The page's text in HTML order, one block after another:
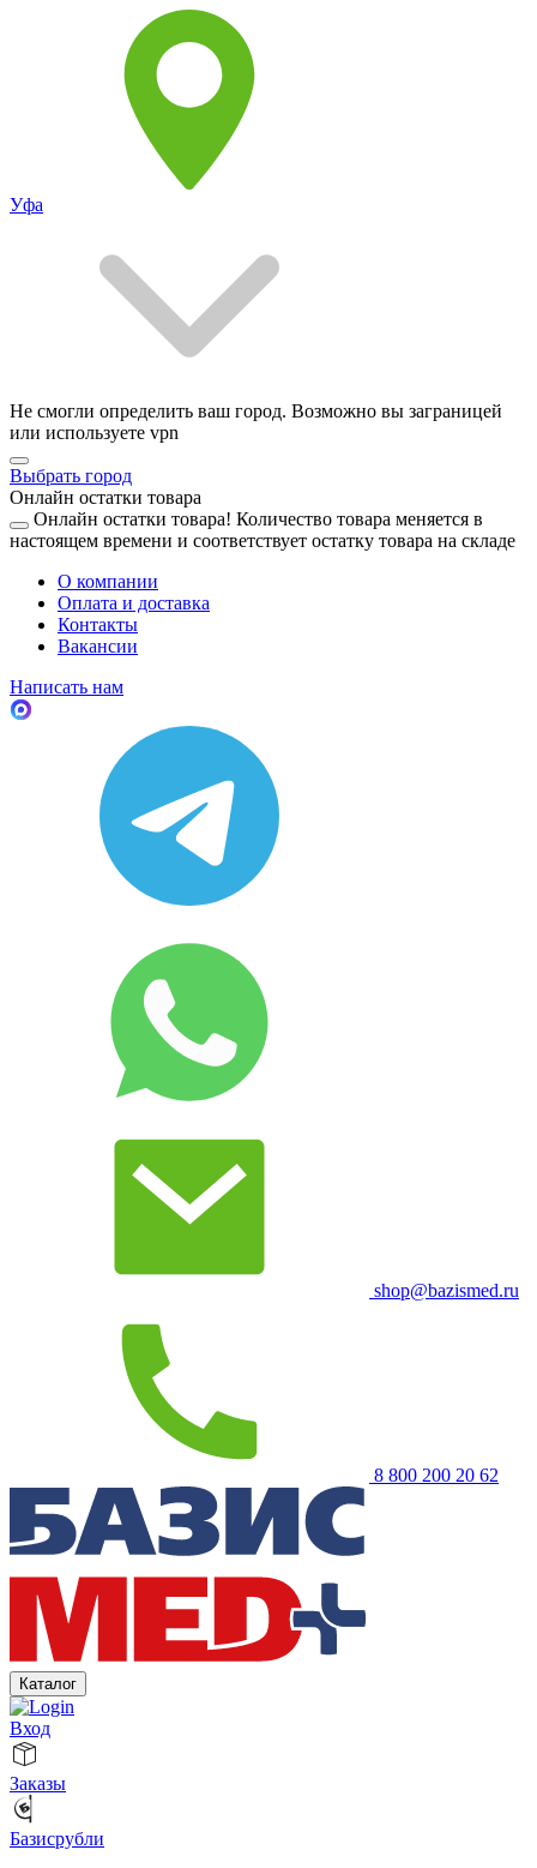
Уфа
Не смогли определить ваш город. Возможно вы заграницей
или используете vpn
Выбрать город
Онлайн остатки товара
Онлайн остатки товара! Количество товара меняется в
настоящем времени и соответствует остатку товара на складе
О компании
Оплата и доставка
Контакты
Вакансии
Написать нам
shop@bazismed.ru
8 800 200 20 62
Каталог
Вход
Заказы
Базисрубли